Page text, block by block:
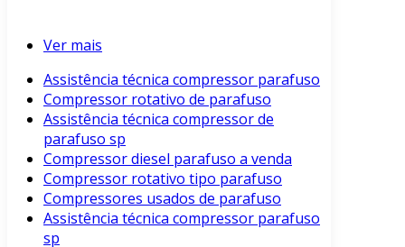
Ver mais
Assistência técnica compressor parafuso
Compressor rotativo de parafuso
Assistência técnica compressor de
parafuso sp
Compressor diesel parafuso a venda
Compressor rotativo tipo parafuso
Compressores usados de parafuso
Assistência técnica compressor parafuso
sp